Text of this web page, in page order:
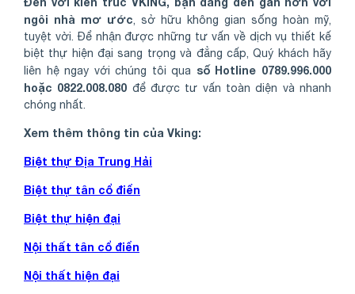
ngôi nhà mơ ước, sở hữu không gian sống hoàn mỹ,
tuyệt vời. Để nhận được những tư vấn về dịch vụ thiết kế
biệt thự hiện đại sang trọng và đẳng cấp, Quý khách hãy
liên hệ ngay với chúng tôi qua số Hotline 0789.996.000
hoặc 0822.008.080 để được tư vấn toàn diện và nhanh
chóng nhất.
Xem thêm thông tin của Vking:
Biệt thự Địa Trung Hải
Biệt thự tân cổ điển
Biệt thự hiện đại
Nội thất tân cổ điển
Nội thất hiện đại